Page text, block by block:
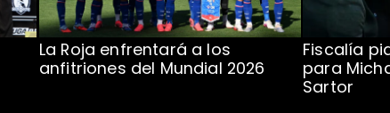
La Roja enfrentará a los
anfitriones del Mundial 2026
Fiscalía
para
Sartor